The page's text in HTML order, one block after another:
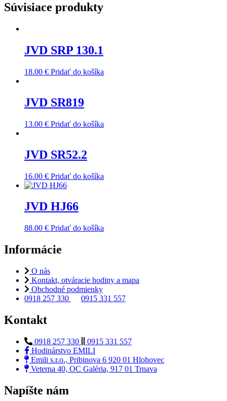
Súvisiace produkty
JVD SRP 130.1
18.00 € Pridať do košíka
JVD SR819
13.00 € Pridať do košíka
JVD SR52.2
16.00 € Pridať do košíka
JVD HJ66
88.00 € Pridať do košíka
Informácie
O nás
Kontakt, otváracie hodiny a mapa
Obchodné podmienky
0918 257 330
0915 331 557
Kontakt
0918 257 330
0915 331 557
Hodinárstvo EMILI
Emili s.r.o., Pribinova 6 920 01 Hlohovec
Veterna 40, OC Galéria, 917 01 Trnava
Napíšte nám